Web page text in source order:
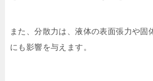
また、分散力は、液体の表面張力や固
にも影響を与えます。